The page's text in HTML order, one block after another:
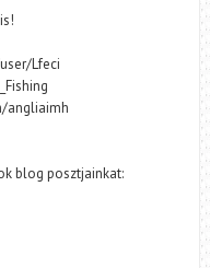
Lfeci
angliaimh
blog posztjainkat: